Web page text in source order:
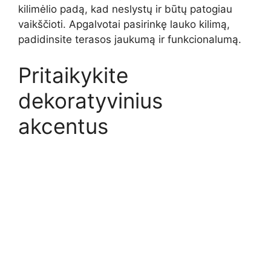
kilimėlio padą, kad neslystų ir būtų patogiau
vaikščioti. Apgalvotai pasirinkę lauko kilimą,
padidinsite terasos jaukumą ir funkcionalumą.
Pritaikykite
dekoratyvinius
akcentus